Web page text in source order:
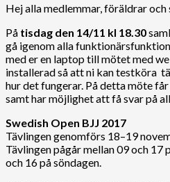
Hej alla medlemmar, föräldrar och
På tisdag den 14/11 kl 18.30
gå igenom alla
med er en laptop till mötet med
installerad så att ni kan testköra
hur det fungerar. På detta möte
samt har möjlighet att få svar på
Swedish Open BJJ 2017
Tävlingen genomförs 18–19
Tävlingen pågår mellan 09 och 17
och 16 på söndagen.